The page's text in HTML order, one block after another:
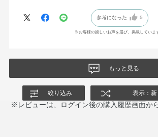
参考になった 5
※お客様の嬉しいお声を選び、掲載していま
もっと見る
絞り込み 表示：
※レビューは、ログイン後の購入履歴画面か